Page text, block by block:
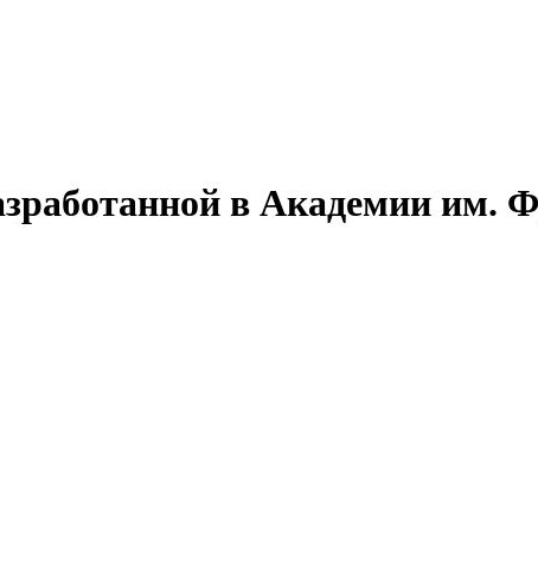
в Академии им.